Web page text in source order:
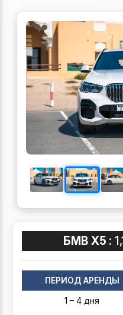
БМВ Х5 :
ПЕРИОД АРЕНДЫ
1 – 4 дня